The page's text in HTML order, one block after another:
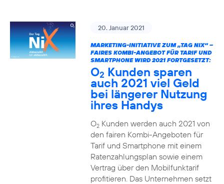
20. Januar 2021
MARKETING-INITIATIVE ZUM „TAG NIX“ –
FAIRES KOMBI-ANGEBOT FÜR TARIF UND
SMARTPHONE WIRD 2021 FORTGESETZT:
O2 Kunden sparen
auch 2021 viel Geld
bei längerer Nutzung
ihres Handys
O2Kunden werden auch 2021 von
den fairen Kombi-Angeboten für
Tarif und Smartphone mit einem
Ratenzahlungsplan sowie einem
Vertrag über den Mobilfunktarif
profitieren. Das Unternehmen setzt